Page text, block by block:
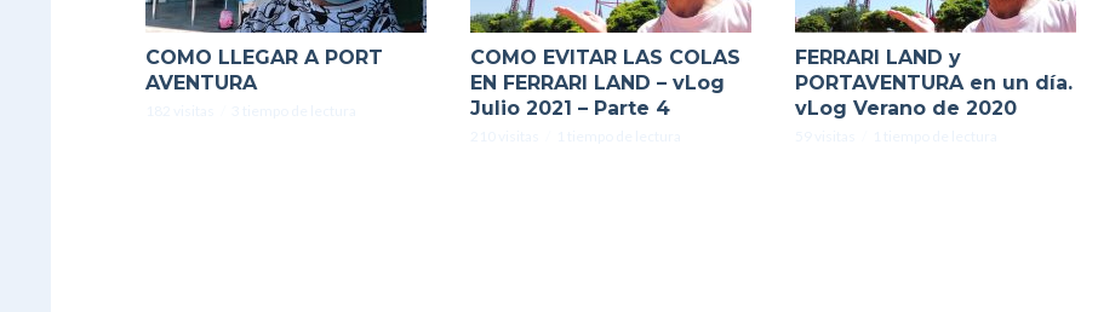
COMO LLEGAR A PORT
AVENTURA
COMO EVITAR LAS COLAS
EN FERRARI LAND – vLog
Julio 2021 – Parte 4
FERRARI LAND y
PORTAVENTURA en un día.
vLog Verano de 2020